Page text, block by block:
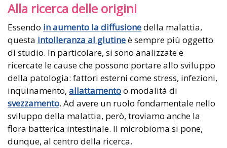
Alla ricerca delle origini
Essendo in aumento la diffusionedella malattia,
questa intolleranza al glutineè sempre più oggetto
di studio. In particolare, si sono analizzate e
ricercate le cause che possono portare allo sviluppo
della patologia: fattori esterni come stress, infezioni,
inquinamento, allattamentoo modalità di
svezzamento. Ad avere un ruolo fondamentale nello
sviluppo della malattia, però, troviamo anche la
flora batterica intestinale. Il microbioma si pone,
dunque, al centro della ricerca.